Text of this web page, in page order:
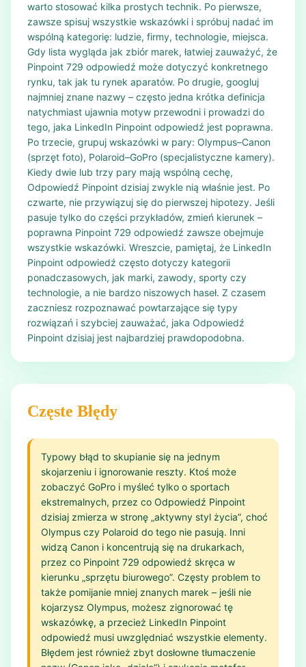
warto stosować kilka prostych technik. Po pierwsze,
zawsze spisuj wszystkie wskazówki i spróbuj nadać im
wspólną kategorię: ludzie, firmy, technologie, miejsca.
Gdy lista wygląda jak zbiór marek, łatwiej zauważyć, że
Pinpoint 729 odpowiedź może dotyczyć konkretnego
rynku, tak jak tu rynek aparatów. Po drugie, googluj
najmniej znane nazwy – często jedna krótka definicja
natychmiast ujawnia motyw przewodni i prowadzi do
tego, jaka LinkedIn Pinpoint odpowiedź jest poprawna.
Po trzecie, grupuj wskazówki w pary: Olympus–Canon
(sprzęt foto), Polaroid–GoPro (specjalistyczne kamery).
Kiedy dwie lub trzy pary mają wspólną cechę,
Odpowiedź Pinpoint dzisiaj zwykle nią właśnie jest. Po
czwarte, nie przywiązuj się do pierwszej hipotezy. Jeśli
pasuje tylko do części przykładów, zmień kierunek –
poprawna Pinpoint 729 odpowiedź zawsze obejmuje
wszystkie wskazówki. Wreszcie, pamiętaj, że LinkedIn
Pinpoint odpowiedź często dotyczy kategorii
ponadczasowych, jak marki, zawody, sporty czy
technologie, a nie bardzo niszowych haseł. Z czasem
zaczniesz rozpoznawać powtarzające się typy
rozwiązań i szybciej zauważać, jaka Odpowiedź
Pinpoint dzisiaj jest najbardziej prawdopodobna.
Częste Błędy
Typowy błąd to skupianie się na jednym
skojarzeniu i ignorowanie reszty. Ktoś może
zobaczyć GoPro i myśleć tylko o sportach
ekstremalnych, przez co Odpowiedź Pinpoint
dzisiaj zmierza w stronę „aktywny styl życia”, choć
Olympus czy Polaroid do tego nie pasują. Inni
widzą Canon i koncentrują się na drukarkach,
przez co Pinpoint 729 odpowiedź skręca w
kierunku „sprzętu biurowego”. Częsty problem to
także pomijanie mniej znanych marek – jeśli nie
kojarzysz Olympus, możesz zignorować tę
wskazówkę, a przecież LinkedIn Pinpoint
odpowiedź musi uwzględniać wszystkie elementy.
Błędem jest również zbyt dosłowne tłumaczenie